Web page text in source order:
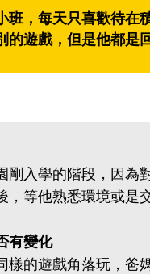
班，每天只喜歡待在
的遊戲，但是他都是
剛入學的階段，因為
，等他熟悉環境或是
有變化
樣的遊戲角落玩，爸